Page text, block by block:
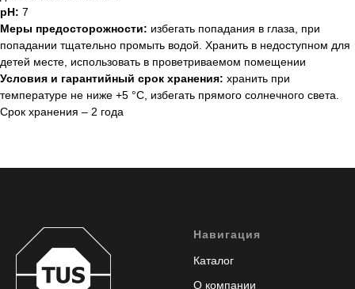
pH: 7
Меры предосторожности: избегать попадания в глаза, при
попадании тщательно промыть водой. Хранить в недоступном для
детей месте, использовать в проветриваемом помещении
Условия и гарантийный срок хранения: хранить при
температуре не ниже +5 °C, избегать прямого солнечного света.
Срок хранения – 2 года
Навигация
Каталог
О компании